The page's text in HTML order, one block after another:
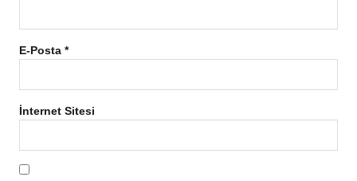
E-Posta *
İnternet Sitesi